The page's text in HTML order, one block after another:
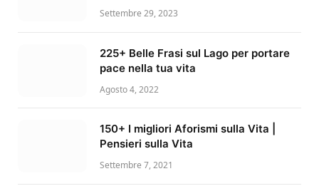
Settembre 29, 2023
225+ Belle Frasi sul Lago per portare
pace nella tua vita
Agosto 4, 2022
150+ I migliori Aforismi sulla Vita |
Pensieri sulla Vita
Settembre 7, 2021